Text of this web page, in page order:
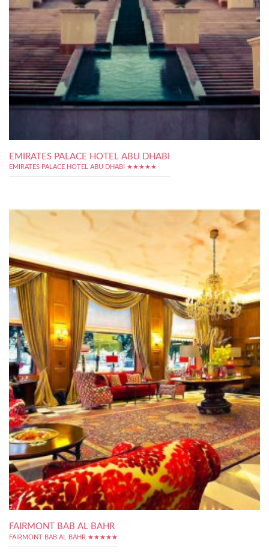
EMIRATES PALACE HOTEL ABU DHABI
EMIRATES PALACE HOTEL ABU DHABI ★★★★★
FAIRMONT BAB AL BAHR
FAIRMONT BAB AL BAHR ★★★★★